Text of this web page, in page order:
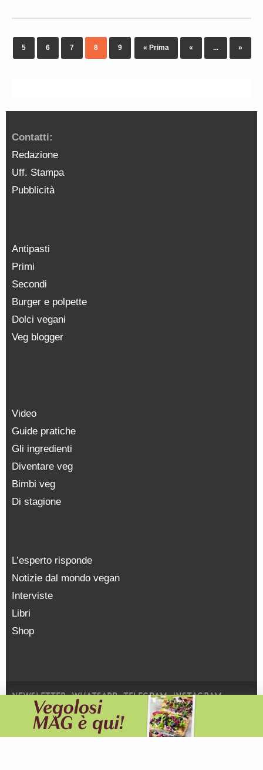
« Prima « ...
5 6 7 8 9 »
Contatti:
Redazione
Uff. Stampa
Pubblicità
Antipasti
Primi
Secondi
Burger e polpette
Dolci vegani
Veg blogger
Video
Guide pratiche
Gli ingredienti
Diventare veg
Bimbi veg
Di stagione
L’esperto risponde
Notizie dal mondo vegan
Interviste
Libri
Shop
NEWSLETTER WHATSAPP TELEGRAM INSTAGRAM
FACEBOOK YOUTUBE SOSTIENICI PRIVACY POLICY
Vegolosi.it è una testata giornalistica registrata presso il